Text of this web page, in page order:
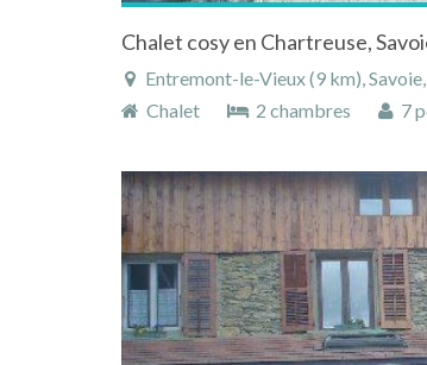
Chalet cosy en Chartreuse,
Entremont-le-Vieux (9 km), Savoie,
Chalet
2 chambres 7